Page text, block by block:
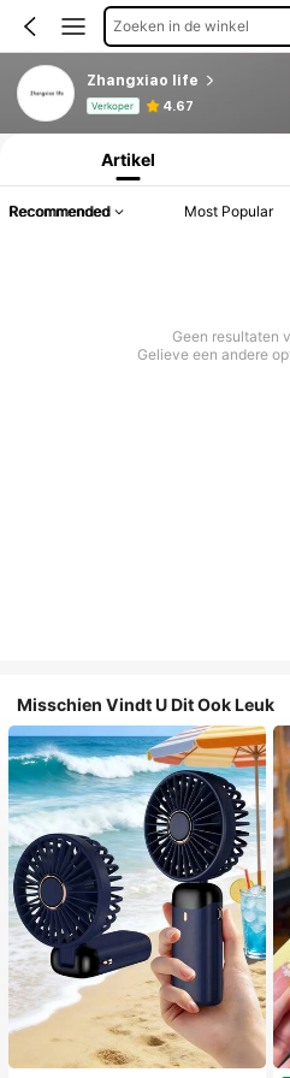
Zoeken in de winkel
Zhangxiao life
Verkoper 4.67
Productinformatie: Prijsopenbaring,
Artikel
Recommended Most Popular
Geen resultaten
Gelieve een andere
Misschien Vindt U Dit Ook Leuk